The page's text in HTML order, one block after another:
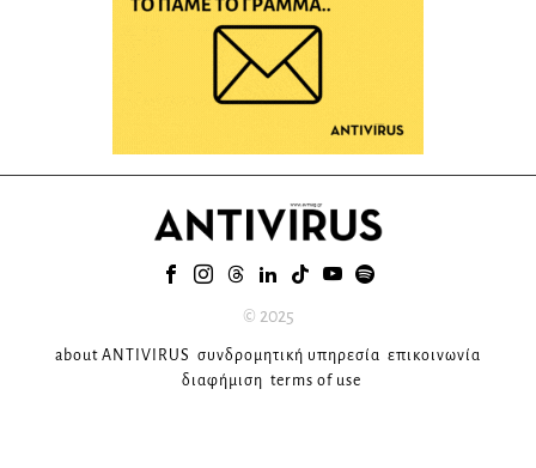
© 2025
about ANTIVIRUS συνδρομητική υπηρεσία επικοινωνία
διαφήμιση terms of use